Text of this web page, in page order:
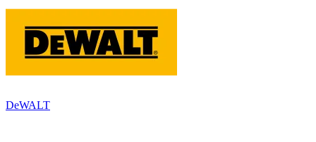
DeWALT